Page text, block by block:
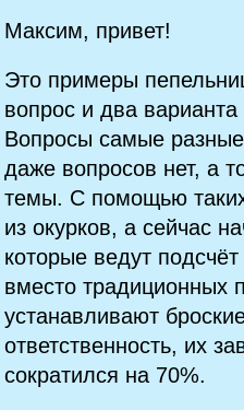
Максим, привет!
Это примеры
вопрос и два
Вопросы самые
даже вопросов нет, а
темы. С помощью
из окурков, а сейчас
которые ведут
вместо традиционных
устанавливают
ответственность, их
сократился на 70%.